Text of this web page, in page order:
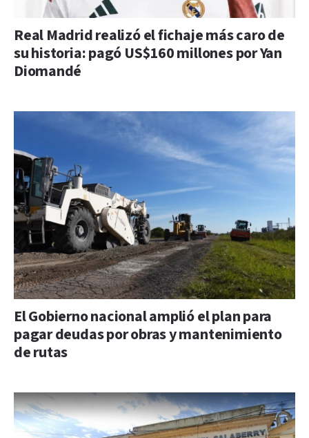
Real Madrid realizó el fichaje más caro de
su historia: pagó US$160 millones por Yan
Diomandé
El Gobierno nacional amplió el plan para
pagar deudas por obras y mantenimiento
de rutas